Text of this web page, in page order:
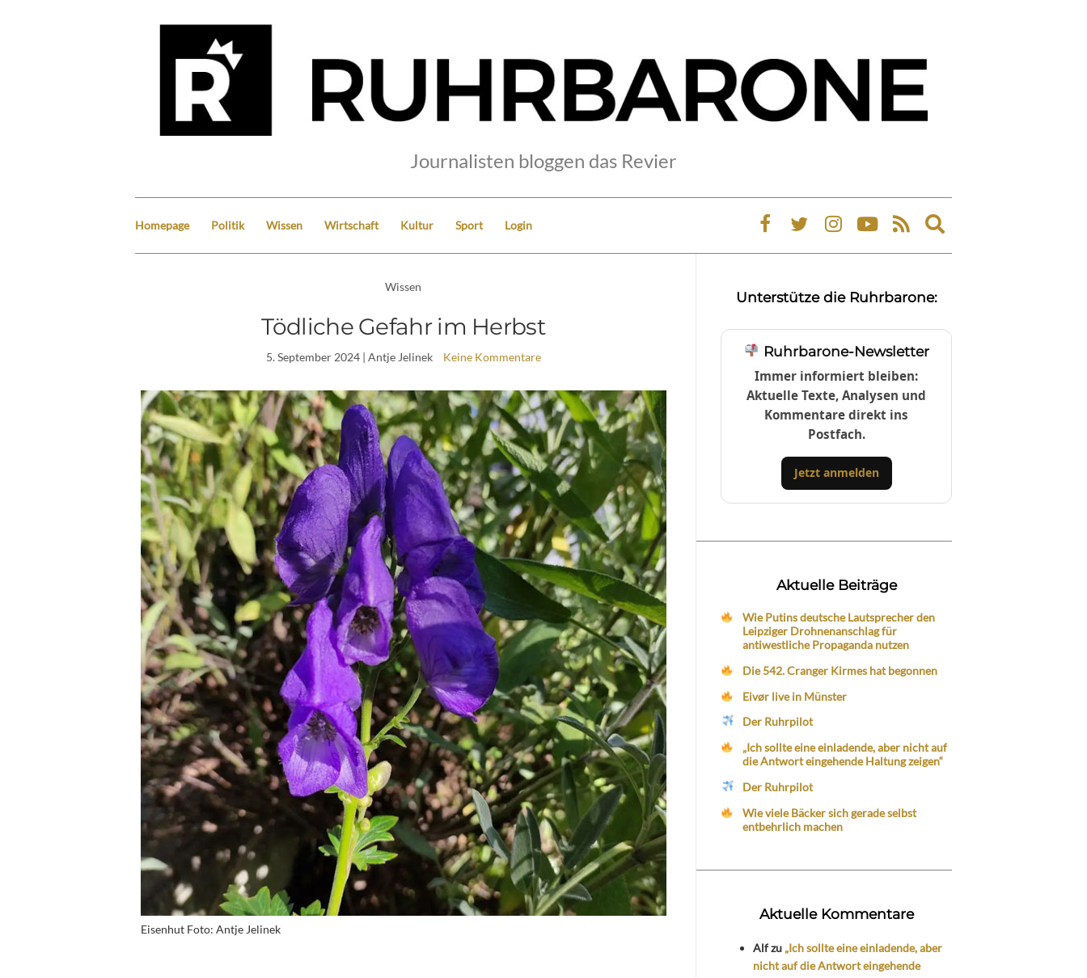
Journalisten bloggen das Revier
Homepage Politik Wissen Wirtschaft Kultur Sport Login
Expand
search
Wissen
Tödliche Gefahr im Herbst
5. September 2024| Antje Jelinek Keine Kommentare
Eisenhut Foto: Antje Jelinek
Unterstütze die Ruhrbarone:
Ruhrbarone-Newsletter
Immer informiert bleiben:
Aktuelle Texte, Analysen und
Kommentare direkt ins
Postfach.
Jetzt anmelden
Aktuelle Beiträge
Wie Putins deutsche Lautsprecher den
Leipziger Drohnenanschlag für
antiwestliche Propaganda nutzen
Die 542. Cranger Kirmes hat begonnen
Eivør live in Münster
Der Ruhrpilot
„Ich sollte eine einladende, aber nicht auf
die Antwort eingehende Haltung zeigen“
Der Ruhrpilot
Wie viele Bäcker sich gerade selbst
entbehrlich machen
Aktuelle Kommentare
Alfzu „Ich sollte eine einladende, aber
nicht auf die Antwort eingehende